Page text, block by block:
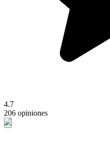
4.7
206 opiniones